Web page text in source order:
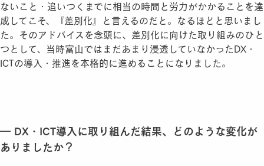
ないこと・追いつくまでに相当の時間と労力がかかることを達
成してこそ、『差別化』と言えるのだと。なるほどと思いまし
た。そのアドバイスを念頭に、差別化に向けた取り組みのひと
つとして、当時富山ではまだあまり浸透していなかったDX・
ICTの導入・推進を本格的に進めることになりました。
― DX・ICT導入に取り組んだ結果、どのような変化が
ありましたか？